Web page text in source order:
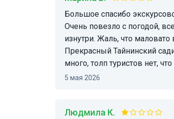
Большое спасибо экскурсоводу, которая сопровождала группу до Боровицких ворот.
Очень повезло с погодой,
изнутри. Жаль, что
Прекрасный Тайнинский
много, толп туристов нет,
5 мая 2026
Людмила К.